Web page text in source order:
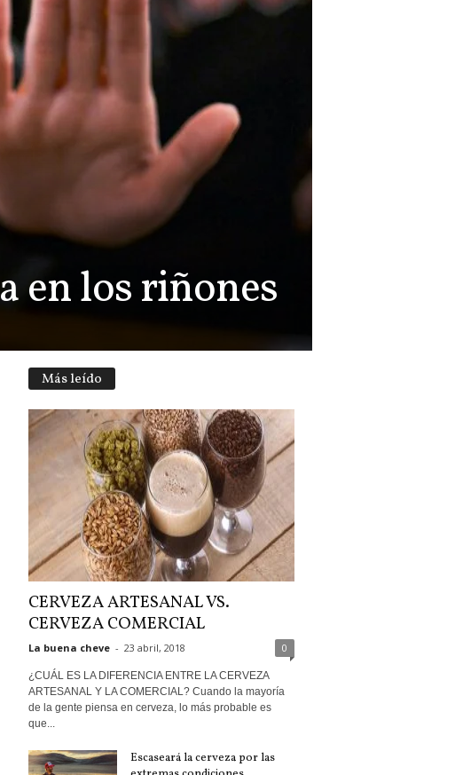
en los riñones
Más leído
CERVEZA ARTESANAL VS.
CERVEZA COMERCIAL
La buena cheve - 23 abril, 2018 0
¿CUÁL ES LA DIFERENCIA ENTRE LA CERVEZA
ARTESANAL Y LA COMERCIAL? Cuando la mayoría
de la gente piensa en cerveza, lo más probable es
que...
Escaseará la cerveza por las